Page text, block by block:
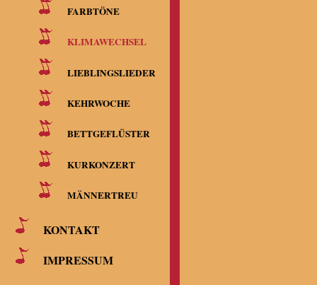
FARBTÖNE
KLIMAWECHSEL
LIEBLINGSLIEDER
KEHRWOCHE
BETTGEFLÜSTER
KURKONZERT
MÄNNERTREU
KONTAKT
IMPRESSUM